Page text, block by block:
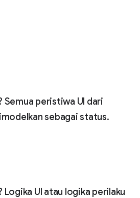
Semua peristiwa UI dari
sebagai status.
Logika UI atau logika perilaku